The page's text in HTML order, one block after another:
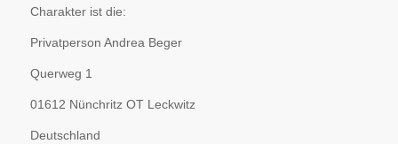
Charakter ist die:
Privatperson Andrea Beger
Querweg 1
01612 Nünchritz OT Leckwitz
Deutschland